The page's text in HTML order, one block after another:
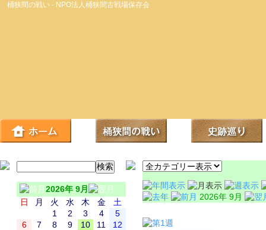
桶狭間の戦い - NPO法人桶狭間古戦場保存会
2026年 9月
日
月 火 水 木 金
土
1
2 3 4
5
6
7 8 9 10 11
12
2026年 9月